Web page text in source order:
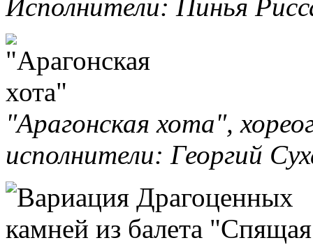
Исполнители: Пинья
"Арагонская хота",
исполнители: Георгий